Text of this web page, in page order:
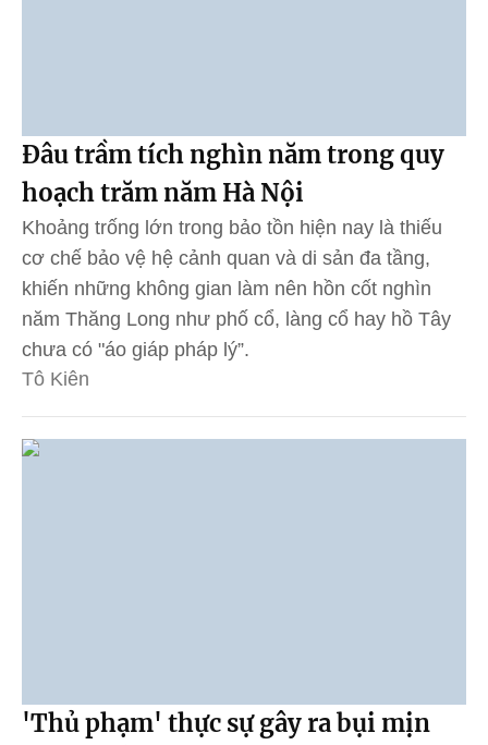
Đâu trầm tích nghìn năm trong quy
hoạch trăm năm Hà Nội
Khoảng trống lớn trong bảo tồn hiện nay là thiếu
cơ chế bảo vệ hệ cảnh quan và di sản đa tầng,
khiến những không gian làm nên hồn cốt nghìn
năm Thăng Long như phố cổ, làng cổ hay hồ Tây
chưa có "áo giáp pháp lý”.
Tô Kiên
'Thủ phạm' thực sự gây ra bụi mịn